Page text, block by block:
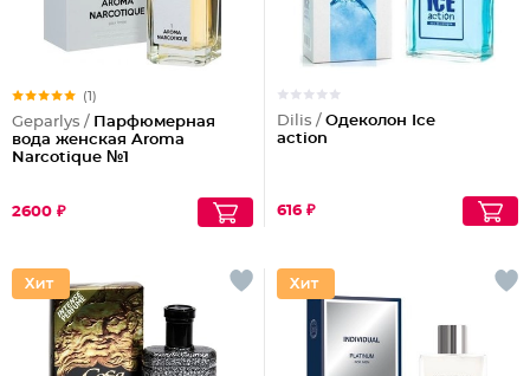
(1)
Geparlys / Парфюмерная
вода женская Aroma
Narcotique №1
2600 ₽
Dilis / Одеколон Ice
action
616 ₽